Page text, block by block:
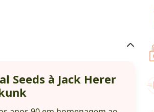
Seeds à Jack Herer